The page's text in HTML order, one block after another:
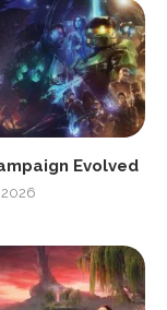
Evolved